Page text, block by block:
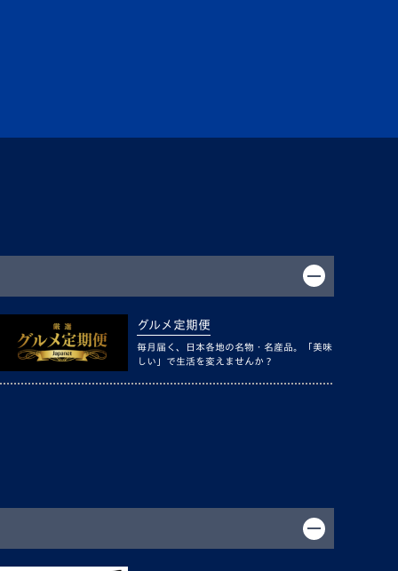
グルメ定期便
毎月届く、日本各地の名物・名産品。「美味
しい」で生活を変えませんか？